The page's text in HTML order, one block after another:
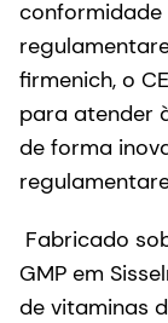
conformidade
firmenich, o
para atender
de forma
Fabricado
GMP em
de vitaminas